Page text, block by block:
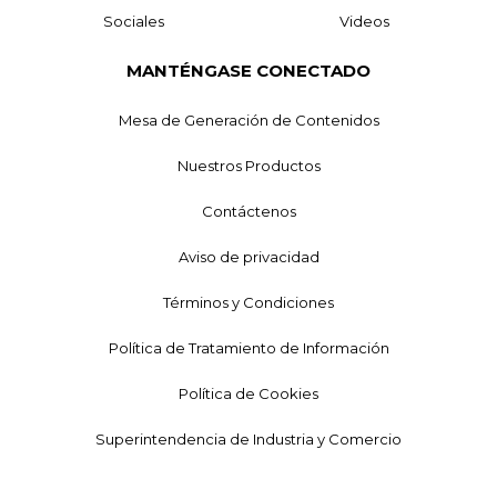
Sociales Videos
MANTÉNGASE CONECTADO
Mesa de Generación de Contenidos
Nuestros Productos
Contáctenos
Aviso de privacidad
Términos y Condiciones
Política de Tratamiento de Información
Política de Cookies
Superintendencia de Industria y Comercio